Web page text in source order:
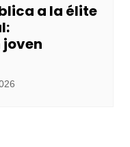
a la élite